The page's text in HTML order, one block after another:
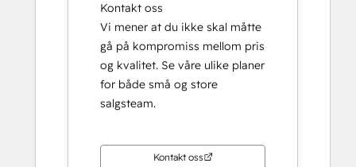
Kontakt oss
Vi mener at du ikke skal måtte
gå på kompromiss mellom pris
og kvalitet. Se våre ulike planer
for både små og store
salgsteam.
Kontakt oss